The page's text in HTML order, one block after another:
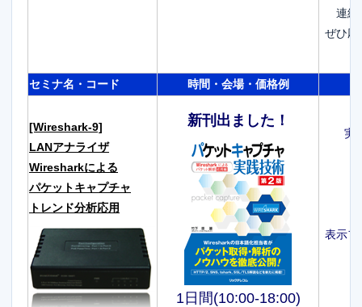
連続
ぜひ応
セミナ名・コード 時間・会場・価格例
[Wireshark-9]
LANアナライザ
Wiresharkによる
パケットキャプチャ
トレンド分析応用
新刊出ました！
1日間(10:00-18:00)
実
表示フ